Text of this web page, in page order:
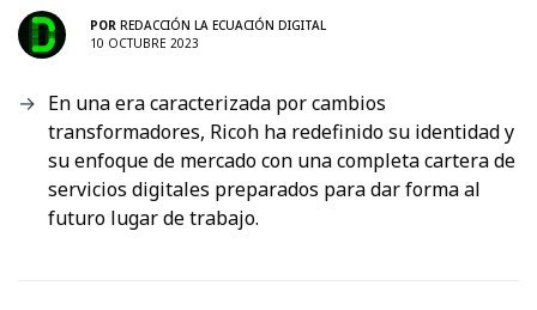
POR REDACCIÓN LA ECUACIÓN DIGITAL
10 OCTUBRE 2023
En una era caracterizada por cambios
transformadores, Ricoh ha redefinido su identidad y
su enfoque de mercado con una completa cartera de
servicios digitales preparados para dar forma al
futuro lugar de trabajo.